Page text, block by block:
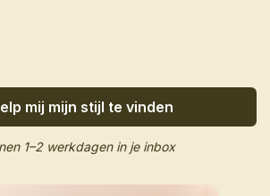
mij mijn stijl te vinden
1–2 werkdagen in je inbox